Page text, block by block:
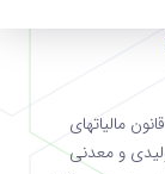
ماده 132 قانون مالیاتهای مستقیم ماده 132 قانون مالیاتهای
و معدنی